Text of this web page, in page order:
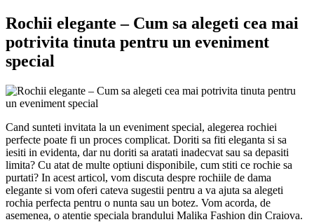
Rochii elegante – Cum sa alegeti cea mai
potrivita tinuta pentru un eveniment
special
Cand sunteti invitata la un eveniment special, alegerea rochiei
perfecte poate fi un proces complicat. Doriti sa fiti eleganta si sa
iesiti in evidenta, dar nu doriti sa aratati inadecvat sau sa depasiti
limita? Cu atat de multe optiuni disponibile, cum stiti ce rochie sa
purtati? In acest articol, vom discuta despre rochiile de dama
elegante si vom oferi cateva sugestii pentru a va ajuta sa alegeti
rochia perfecta pentru o nunta sau un botez. Vom acorda, de
asemenea, o atentie speciala brandului Malika Fashion din Craiova.